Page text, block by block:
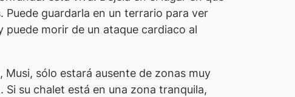
guardarla en un terrario para ver
puede morir de un ataque cardiaco al
Musi, sólo estará ausente de zonas muy
su chalet está en una zona tranquila,